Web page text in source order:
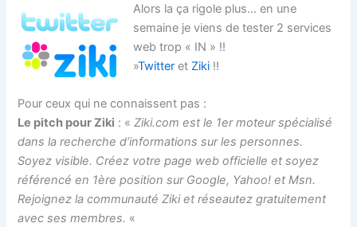
Alors la ça rigole plus… en une
semaine je viens de tester 2 services
web trop « IN » !!
»Twitter et Ziki !!
Pour ceux qui ne connaissent pas :
Le pitch pour Ziki : «Ziki.com est le 1er moteur spécialisé
dans la recherche d’informations sur les personnes.
Soyez visible. Créez votre page web officielle et soyez
référencé en 1ère position sur Google, Yahoo! et Msn.
Rejoignez la communauté Ziki et réseautez gratuitement
avec ses membres. «